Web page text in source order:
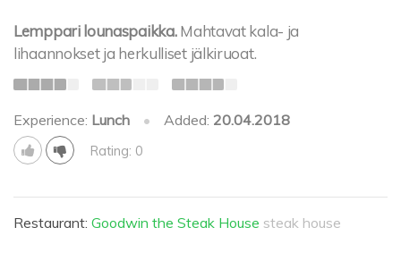
Lemppari lounaspaikka. Mahtavat kala- ja
lihaannokset ja herkulliset jälkiruoat.
Experience: Lunch • Added: 20.04.2018
Rating: 0
Restaurant: Goodwin the Steak House steak house